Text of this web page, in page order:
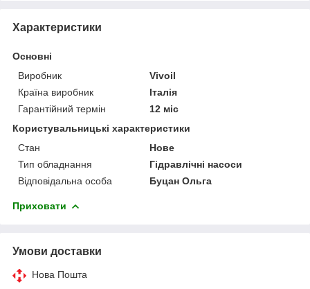
Характеристики
Основні
Виробник
Vivoil
Країна виробник
Італія
Гарантійний термін
12 міс
Користувальницькі характеристики
Стан
Нове
Тип обладнання
Гідравлічні насоси
Відповідальна особа
Буцан Ольга
Приховати
Умови доставки
Нова Пошта